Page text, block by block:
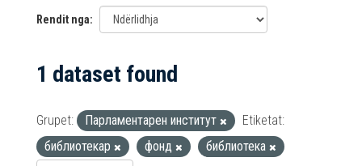
Rendit nga
1 dataset found
Grupet: Парламентарен институт
Etiketat:
библиотекар
фонд библиотека